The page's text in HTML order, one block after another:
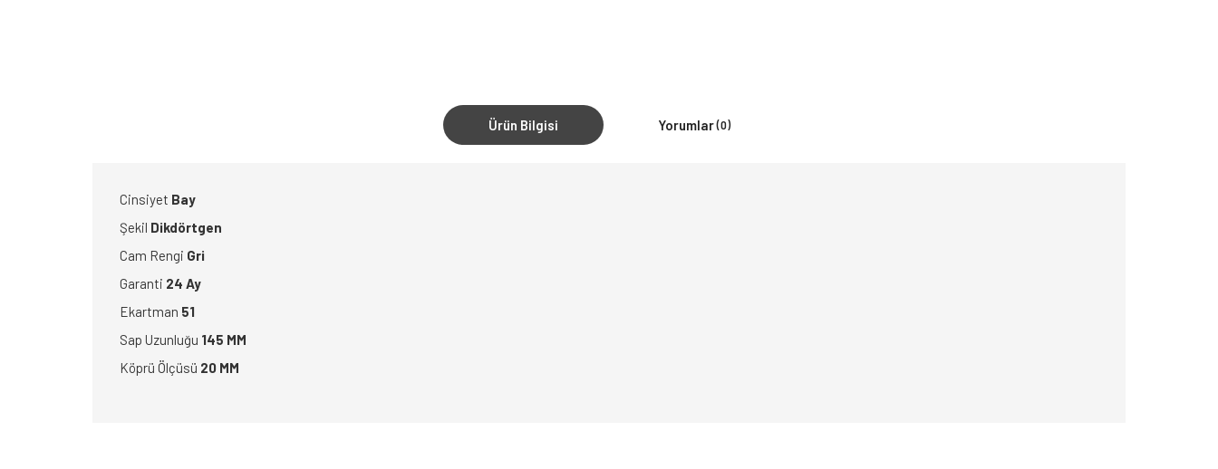
Ürün Bilgisi Yorumlar(0)
Cinsiyet Bay
Şekil Dikdörtgen
Cam Rengi Gri
Garanti 24 Ay
Ekartman 51
Sap Uzunluğu 145 MM
Köprü Ölçüsü 20 MM